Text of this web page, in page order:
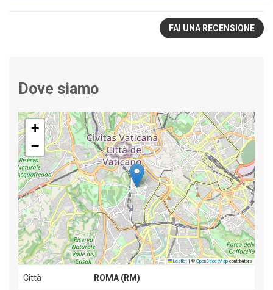
FAI UNA RECENSIONE
Dove siamo
+
−
Leaflet | © OpenStreetMap contributors
Città ROMA (RM)